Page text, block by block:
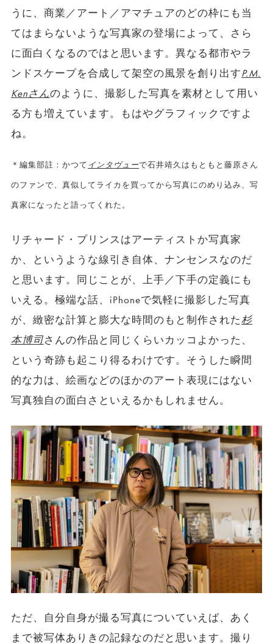
うに、商業／アート／アマチュアのどの枠にも当
てはまらないような写真家の登場によって、さら
に面白くなるのではと思います。異なる都市やラ
ンドスケープを合成して架空の風景を創り出すP.M.
Kenさんのように、撮影した写真を素材として用い
る方も増えています。もはやグラフィックですよ
ね。
＊編集部註：かつて インタヴューで石井靖久はもともと藤原さん
のファンで、真似してライカを買ってから写真にのめり込み、写
真家になったと語ってくれた。
リチャード・プリンスはアーティストか写真家
か、というような線引き自体、ナンセンスなのだ
と思います。同じことが、上手／下手の定義にも
いえる。極端な話、iPhoneで気軽に撮影した写真
が、緻密な計算と膨大な時間のもと制作された杉
本博司さんの作品と同じくらいカッコよかった、
という奇跡も起こり得るわけです。そうした瞬間
的な力は、絵画などのほかのアート表現にはない
写真独自の面白さといえるかもしれません。
ただ、自分自身が撮る写真についていえば、あく
まで被写体ありきの記録なのだと思います。撮り